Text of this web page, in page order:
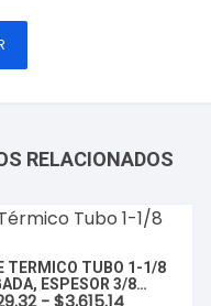
RELACIONADOS
TERMICO TUBO 1-1/8
ESPESOR 3/8
LARGO 1.8 METROS
- $3,615.14Rango